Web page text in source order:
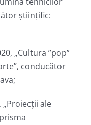
ştiinţific:
„Cultura ”pop”
conducător
„Proiecții ale